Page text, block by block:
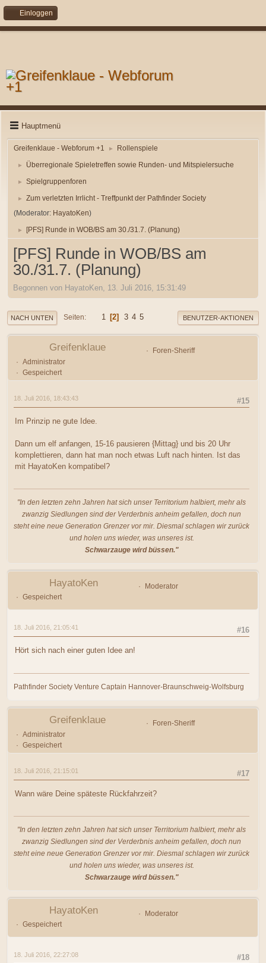
Einloggen
Hauptmenü
Greifenklaue - Webforum +1 ► Rollenspiele
► Überregionale Spieletreffen sowie Runden- und Mitspielersuche
► Spielgruppenforen
►
Zum verletzten Irrlicht - Treffpunkt der Pathfinder Society
(Moderator: HayatoKen)
► [PFS] Runde in WOB/BS am 30./31.7. (Planung)
[PFS] Runde in WOB/BS am
30./31.7. (Planung)
Begonnen von HayatoKen, 13. Juli 2016, 15:31:49
NACH UNTEN Seiten 1 2 3 4 5 BENUTZER-AKTIONEN
Greifenklaue
Foren-Sheriff
Administrator
Gespeichert
#15
18. Juli 2016, 18:43:43
Im Prinzip ne gute Idee.
Dann um elf anfangen, 15-16 pausieren {Mittag} und bis 20 Uhr
komplettieren, dann hat man noch etwas Luft nach hinten. Ist das
mit HayatoKen kompatibel?
"In den letzten zehn Jahren hat sich unser Territorium halbiert, mehr als
zwanzig Siedlungen sind der Verderbnis anheim gefallen, doch nun
steht eine neue Generation Grenzer vor mir. Diesmal schlagen wir zurück
und holen uns wieder, was unseres ist.
Schwarzauge wird büssen."
HayatoKen
Moderator
Gespeichert
#16
18. Juli 2016, 21:05:41
Hört sich nach einer guten Idee an!
Pathfinder Society Venture Captain Hannover-Braunschweig-Wolfsburg
Greifenklaue
Foren-Sheriff
Administrator
Gespeichert
#17
18. Juli 2016, 21:15:01
Wann wäre Deine späteste Rückfahrzeit?
"In den letzten zehn Jahren hat sich unser Territorium halbiert, mehr als
zwanzig Siedlungen sind der Verderbnis anheim gefallen, doch nun
steht eine neue Generation Grenzer vor mir. Diesmal schlagen wir zurück
und holen uns wieder, was unseres ist.
Schwarzauge wird büssen."
HayatoKen
Moderator
Gespeichert
#18
18. Juli 2016, 22:27:08